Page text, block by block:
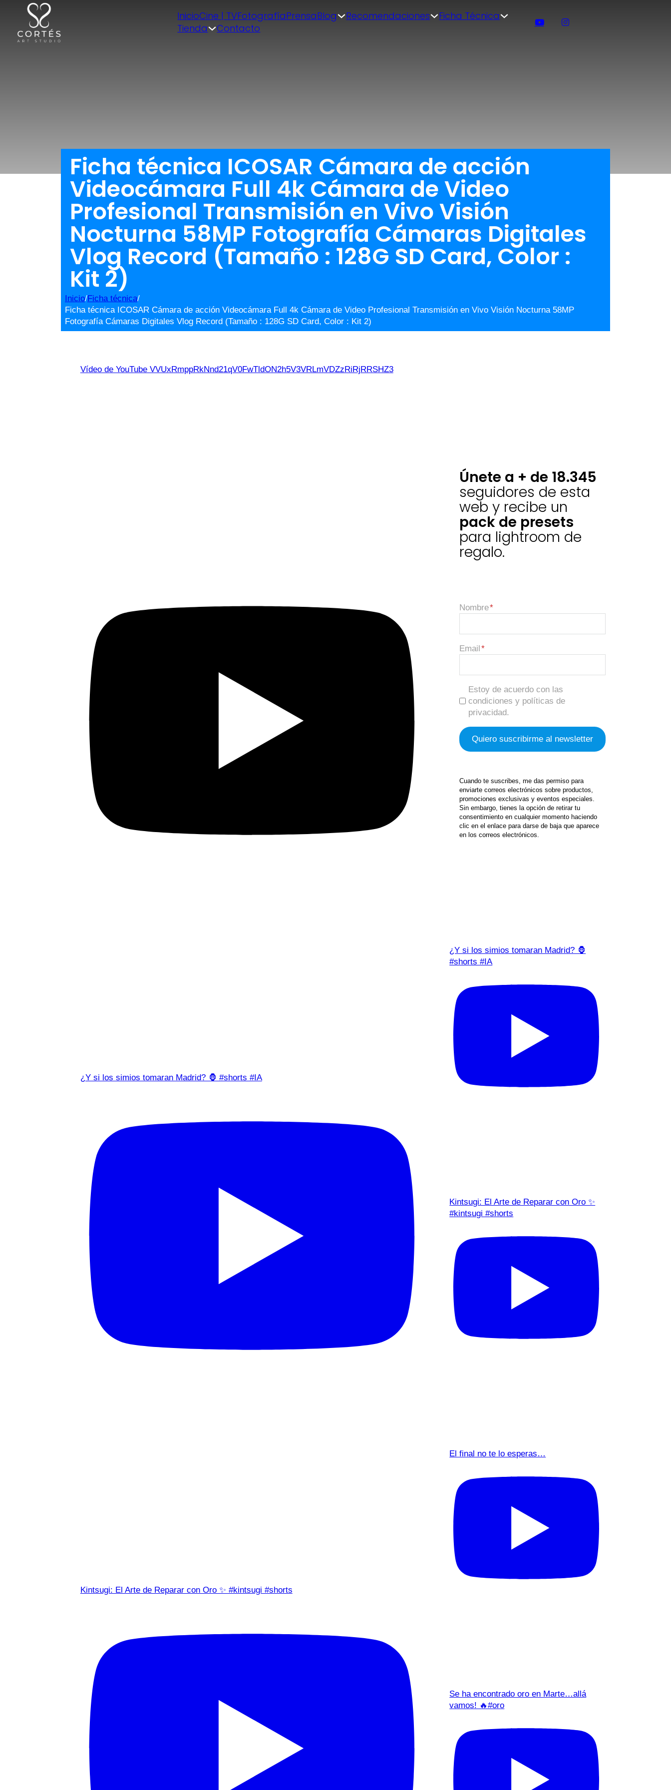
InicioCine | TVFotografíaPrensaBlog Recomendaciones
Ficha Técnica
Tienda
Contacto
Ficha técnica ICOSAR Cámara de acción
Videocámara Full 4k Cámara de Video
Profesional Transmisión en Vivo Visión
Nocturna 58MP Fotografía Cámaras Digitales
Vlog Record (Tamaño : 128G SD Card, Color :
Kit 2)
Inicio/Ficha técnica/
Ficha técnica ICOSAR Cámara de acción Videocámara Full 4k Cámara de Video Profesional Transmisión en Vivo Visión Nocturna 58MP
Fotografía Cámaras Digitales Vlog Record (Tamaño : 128G SD Card, Color : Kit 2)
Vídeo de YouTube VVUxRmppRkNnd21qV0FwTldON2h5V3VRLmVDZzRiRjRRSHZ3
¿Y si los simios tomaran Madrid? 🦍 #shorts #IA
Kintsugi: El Arte de Reparar con Oro ✨ #kintsugi #shorts
Únete a + de 18.345
seguidores de esta
web y recibe un
pack de presets
para lightroom de
regalo.
Nombre
Email
Estoy de acuerdo con las
condiciones y políticas de
privacidad.
Cuando te suscribes, me das permiso para
enviarte correos electrónicos sobre productos,
promociones exclusivas y eventos especiales.
Sin embargo, tienes la opción de retirar tu
consentimiento en cualquier momento haciendo
clic en el enlace para darse de baja que aparece
en los correos electrónicos.
¿Y si los simios tomaran Madrid? 🦍
#shorts #IA
Kintsugi: El Arte de Reparar con Oro ✨
#kintsugi #shorts
El final no te lo esperas…
Se ha encontrado oro en Marte…allá
vamos! 🔥#oro